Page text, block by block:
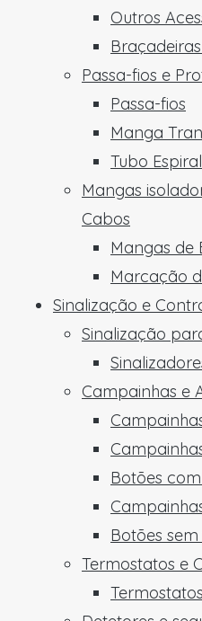
Outros
Passa-fios e
Passa-fios
Manga
Tubo Espiral
Mangas
Cabos
Mangas de
Marcação
Sinalização e
Sinalização
Campainhas e
Botões
Botões sem
Termostatos e
Termostatos